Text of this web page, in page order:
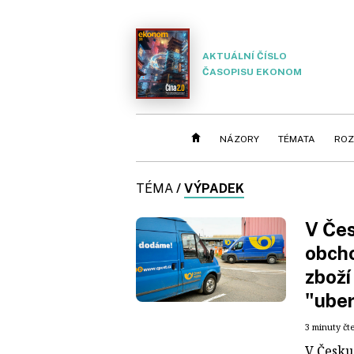
AKTUÁLNÍ ČÍSLO
ČASOPISU EKONOM
NÁZORY TÉMATA
TÉMA / VÝPADEK
V
3 minuty